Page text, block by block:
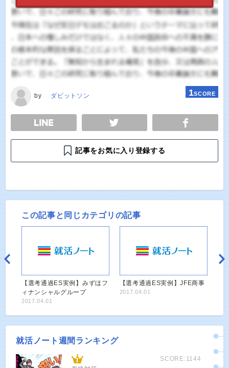
by ダビットソン 1SCORE
TWEET
記事をお気に入り登録する
この記事と同じカテゴリの記事
【選考通過ES実例】みずほフ
ィナンシャルグループ
2017.04.01
【選考通過ES実例】JFE商事
2017.04.01
就活ノート週間ランキング
SCORE:1144